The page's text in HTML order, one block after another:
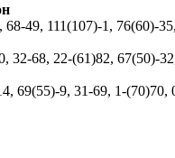
68-49, 111(107)-1, 76(60)-
32-68, 22-(61)82, 67(50)-
69(55)-9, 31-69, 1-(70)70,